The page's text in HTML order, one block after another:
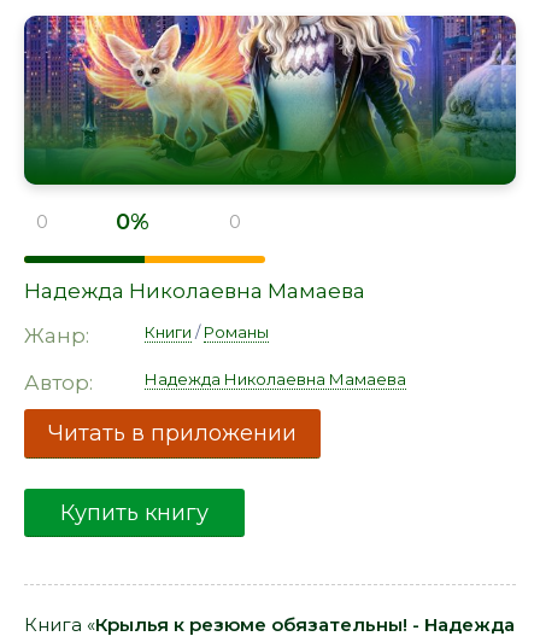
0 0% 0
Надежда Николаевна Мамаева
Жанр:
Книги /Романы
Автор: Надежда Николаевна Мамаева
Читать в приложении
Купить книгу
Книга «Крылья к резюме обязательны! - Надежда